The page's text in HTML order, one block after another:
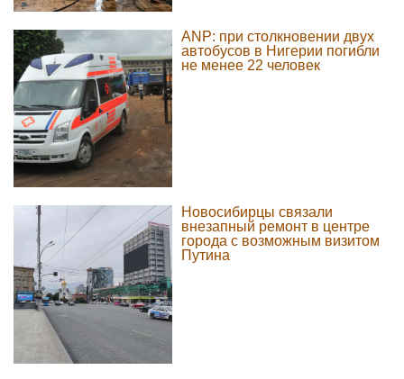
ANP: при столкновении двух
автобусов в Нигерии погибли
не менее 22 человек
Новосибирцы связали
внезапный ремонт в центре
города с возможным визитом
Путина